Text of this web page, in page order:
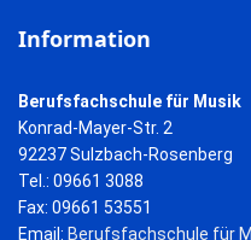
Information
Berufsfachschule für Musik
Konrad-Mayer-Str. 2
92237 Sulzbach-Rosenberg
Tel.: 09661 3088
Fax: 09661 53551
Email: Berufsfachschule für